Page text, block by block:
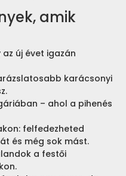
amik
új évet igazán
karácsonyi
– ahol a pihenés
felfedezheted
és még sok mást.
a festői